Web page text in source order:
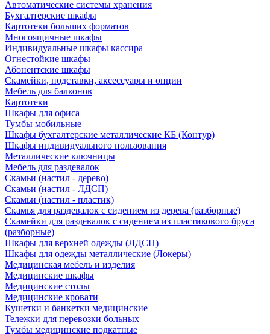
Автоматические системы хранения
Бухгалтерские шкафы
Картотеки больших форматов
Многоящичные шкафы
Индивидуальные шкафы кассира
Огнестойкие шкафы
Абонентские шкафы
Скамейки, подставки, аксессуары и опции
Мебель для балконов
Картотеки
Шкафы для офиса
Тумбы мобильные
Шкафы бухгалтерские металлические КБ (Контур)
Шкафы индивидуального пользования
Металлические ключницы
Мебель для раздевалок
Скамьи (настил - дерево)
Скамьи (настил - ЛДСП)
Скамьи (настил - пластик)
Скамья для раздевалок с сидением из дерева (разборные)
Скамейки для раздевалок с сидением из пластикового бруса
(разборные)
Шкафы для верхней одежды (ЛДСП)
Шкафы для одежды металлические (Локеры)
Медицинская мебель и изделия
Медицинские шкафы
Медицинские столы
Медицинские кровати
Кушетки и банкетки медицинские
Тележки для перевозки больных
Тумбы медицинские подкатные